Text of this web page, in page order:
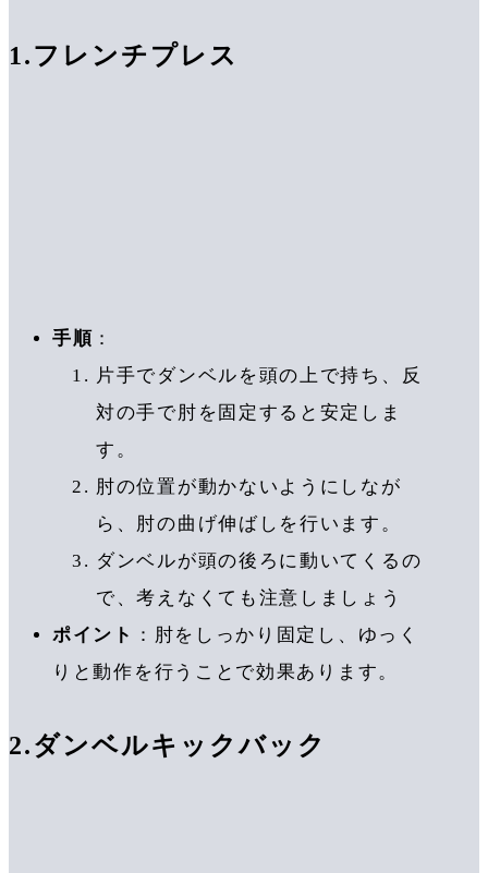
1.フレンチプレス
手順 ：
片手でダンベルを頭の上で持ち、反
対の手で肘を固定すると安定しま
す。
肘の位置が動かないようにしなが
ら、肘の曲げ伸ばしを行います。
ダンベルが頭の後ろに動いてくるの
で、考えなくても注意しましょう
ポイント
：肘をしっかり固定し、ゆっく
りと動作を行うことで効果あります。
2.ダンベルキックバック